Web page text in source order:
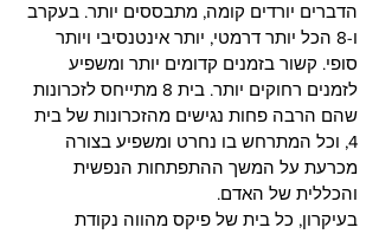
הדברים יורדים קומה, מתבססים יותר. בעקרב
ו-8 הכל יותר דרמטי, יותר אינטנסיבי ויותר
סופי. קשור בזמנים קדומים יותר ומשפיע
לזמנים רחוקים יותר. בית 8 מתייחס לזכרונות
שהם הרבה פחות נגישים מהזכרונות של בית
4, וכל המתרחש בו נחרט ומשפיע בצורה
מכרעת על המשך ההתפתחות הנפשית
והכללית של האדם.
בעיקרון, כל בית של פיקס מהווה נקודת